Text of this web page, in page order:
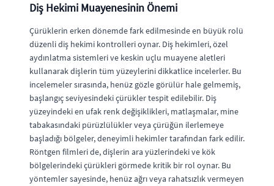
Diş Hekimi Muayenesinin Önemi
Çürüklerin erken dönemde fark edilmesinde en büyük rolü
düzenli diş hekimi kontrolleri oynar. Diş hekimleri, özel
aydınlatma sistemleri ve keskin uçlu muayene aletleri
kullanarak dişlerin tüm yüzeylerini dikkatlice incelerler. Bu
incelemeler sırasında, henüz gözle görülür hale gelmemiş,
başlangıç seviyesindeki çürükler tespit edilebilir. Diş
yüzeyindeki en ufak renk değişiklikleri, matlaşmalar, mine
tabakasındaki pürüzlülükler veya çürüğün ilerlemeye
başladığı bölgeler, deneyimli hekimler tarafından fark edilir.
Röntgen filmleri de, dişlerin ara yüzlerindeki ve kök
bölgelerindeki çürükleri görmede kritik bir rol oynar. Bu
yöntemler sayesinde, henüz ağrı veya rahatsızlık vermeyen